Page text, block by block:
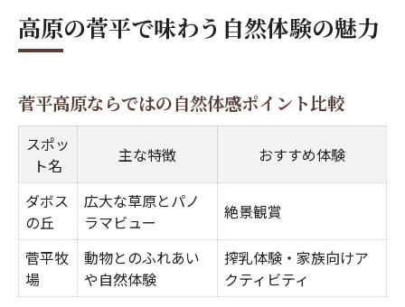
絶景を巡る菅平アウトドア満喫術
菅平高原絶景スポット比較マップ
菅平で写真映えする自然スポット特集
絶景を目指す菅平アウトドアの歩き方
ダボスの丘へ向かう自然散策モデル
ダボスの丘散策ルート比較表
菅平高原ダボスの丘での過ごし方
自然回帰線を歩く菅平の魅力体験
高原の菅平で味わう自然体験の魅力
菅平高原ならではの自然体感ポイント比較
スポッ
ト名
主な特徴 おすすめ体験
ダボス
の丘
広大な草原とパノ
ラマビュー
絶景観賞
菅平牧
場
動物とのふれあい
や自然体験
搾乳体験・家族向けア
クティビティ